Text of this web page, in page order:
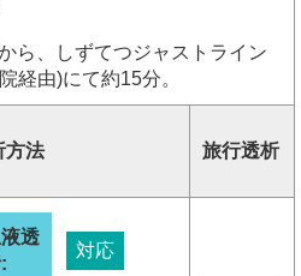
ら、しずてつジャストライン
経由)にて約15分。
方法 旅行透析
透
対応